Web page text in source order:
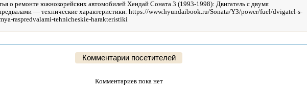
Комментарии посетителей
Комментариев пока нет